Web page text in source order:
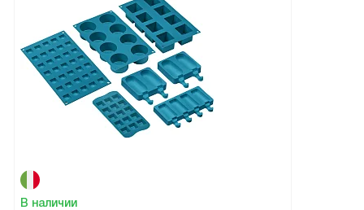
В наличии